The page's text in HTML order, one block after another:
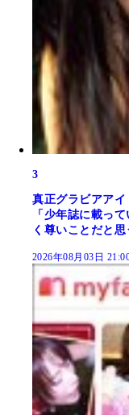
3
真正グラビアア
「少年誌に載っ
く尊いことだと思
2026年08月03日